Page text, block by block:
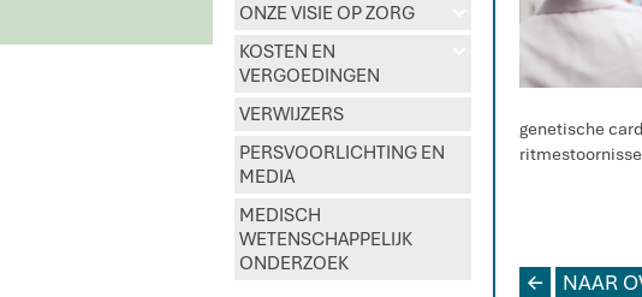
ONZE VISIE OP ZORG
KOSTEN EN
VERGOEDINGEN
VERWIJZERS
PERSVOORLICHTING EN
MEDIA
MEDISCH
WETENSCHAPPELIJK
ONDERZOEK
genetische
L NAAR